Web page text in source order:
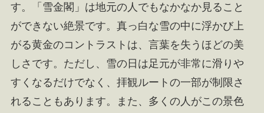
す。「雪金閣」は地元の人でもなかなか見ること
ができない絶景です。真っ白な雪の中に浮かび上
がる黄金のコントラストは、言葉を失うほどの美
しさです。ただし、雪の日は足元が非常に滑りや
すくなるだけでなく、拝観ルートの一部が制限さ
れることもあります。また、多くの人がこの景色